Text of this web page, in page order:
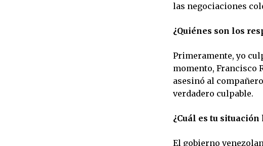
las negociaciones
¿Quiénes son los
Primeramente, yo
momento, Francisco
asesinó al
verdadero culpable.
¿Cuál es tu
El gobierno